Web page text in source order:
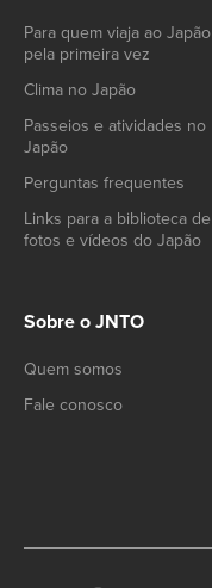
Para quem viaja ao Japão
pela primeira vez
Clima no Japão
Passeios e atividades no
Japão
Perguntas frequentes
Links para a biblioteca de
fotos e vídeos do Japão
Sobre o JNTO
Quem somos
Fale conosco